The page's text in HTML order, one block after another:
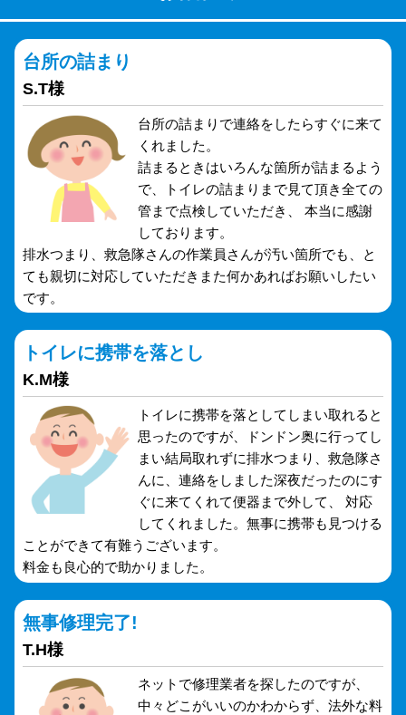
台所の詰まり
S.T様
台所の詰まりで連絡をしたらすぐに来て
くれました。
詰まるときはいろんな箇所が詰まるよう
で、トイレの詰まりまで見て頂き全ての
管まで点検していただき、 本当に感謝
しております。
排水つまり、救急隊さんの作業員さんが汚い箇所でも、と
ても親切に対応していただきまた何かあればお願いしたい
です。
トイレに携帯を落とし
K.M様
トイレに携帯を落としてしまい取れると
思ったのですが、ドンドン奥に行ってし
まい結局取れずに排水つまり、救急隊さ
んに、連絡をしました深夜だったのにす
ぐに来てくれて便器まで外して、 対応
してくれました。無事に携帯も見つける
ことができて有難うございます。
料金も良心的で助かりました。
無事修理完了!
T.H様
ネットで修理業者を探したのですが、
中々どこがいいのかわからず、法外な料